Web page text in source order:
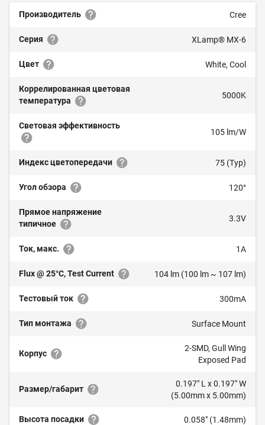
Производитель Cree
Серия XLamp® MX-6
Цвет White, Cool
Коррелированная цветовая
температура
5000K
Световая эффективность
105 lm/W
Индекс цветопередачи 75 (Typ)
Угол обзора 120°
Прямое напряжение
типичное
3.3V
Ток, макс. 1A
Flux @ 25°C, Test Current 104 lm (100 lm ~ 107 lm)
Тестовый ток 300mA
Тип монтажа Surface Mount
Корпус
2-SMD, Gull Wing
Exposed Pad
Размер/габарит
0.197" L x 0.197" W
(5.00mm x 5.00mm)
Высота посадки 0.058" (1.48mm)